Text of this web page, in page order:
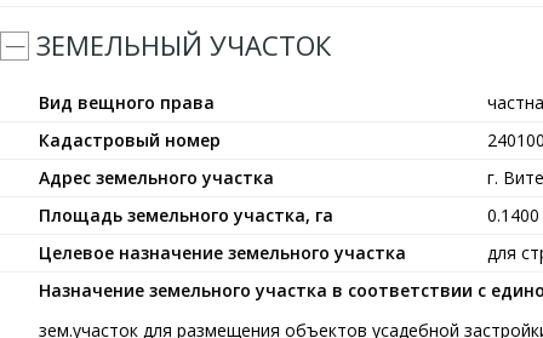
ЗЕМЕЛЬНЫЙ УЧАСТОК
Вид вещного права
Кадастровый номер
Адрес земельного участка
г.
Площадь земельного участка, га
0.1400
Целевое назначение земельного участка
для
Назначение земельного участка в соответствии с
зем.участок для размещения объектов усадебной